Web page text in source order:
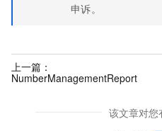
申诉。
上一篇：
NumberManagementReport
该文章对您